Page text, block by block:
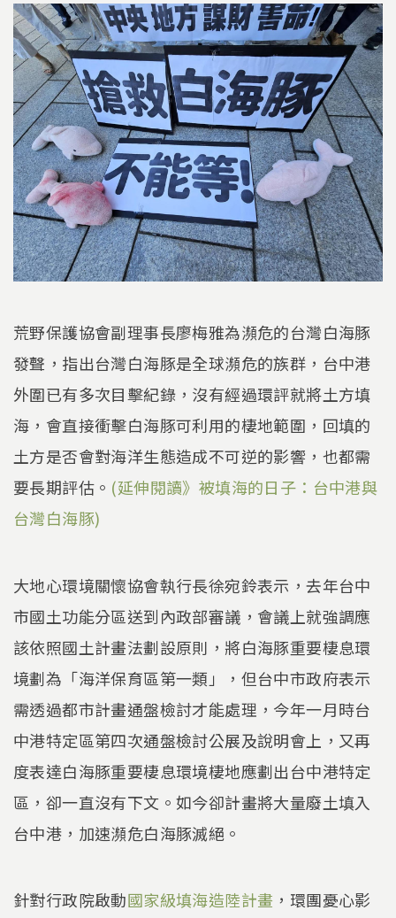
​荒野保護協會副理事長廖梅雅為瀕危的台灣白海豚
發聲，指出台灣白海豚是全球瀕危的族群，台中港
外圍已有多次目擊紀錄，沒有經過環評就將土方填
海，會直接衝擊白海豚可利用的棲地範圍，回填的
土方是否會對海洋生態造成不可逆的影響，也都需
要長期評估。 (延伸閱讀》被填海的日子：台中港與
台灣白海豚)
大地心環境關懷協會執行長徐宛鈴表示，去年台中
市國土功能分區送到內政部審議，會議上就強調應
該依照國土計畫法劃設原則，將白海豚重要棲息環
境劃為「海洋保育區第一類」，但台中市政府表示
需透過都市計畫通盤檢討才能處理，今年一月時台
中港特定區第四次通盤檢討公展及說明會上，又再
度表達白海豚重要棲息環境棲地應劃出台中港特定
區，卻一直沒有下文。如今卻計畫將大量廢土填入
台中港，加速瀕危白海豚滅絕。
針對行政院啟動國家級填海造陸計畫 ，環團憂心影